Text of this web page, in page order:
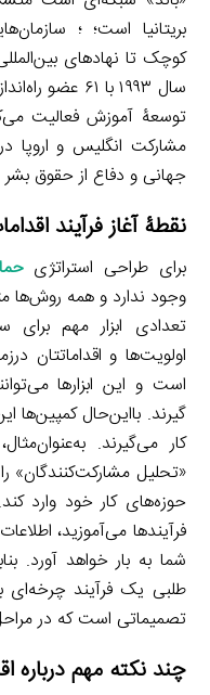
بریتانیا است؛ ؛
کوچک تا نهادهای
سال ۱۹۹۳ با
توسعۀ آموزش فعالیت
مشارکت انگلیس و اروپا
جهانی و دفاع از حقوق
نقطۀ آغاز فرآیند
برای طراحی استراتژی
وجود ندارد و همه روش‌ها
تعدادی ابزار مهم برای
اولویت‌ها و اقداماتتان
است و این ابزارها
گیرند. بااین‌حال کمپین‌ها
کار می‌گیرند.
«تحلیل مشارکت‌کنندگان»
حوزه‌های کار خود وارد
فرآیندها می‌آموزید،
شما به بار خواهد آورد.
طلبی یک فرآیند چرخه‌ای
تصمیماتی است که در
چند نکته مهم درباره